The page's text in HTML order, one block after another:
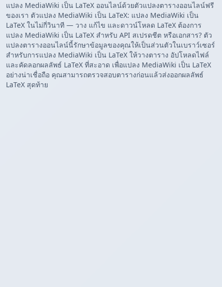
แปลง MediaWiki เป็น LaTeX ออนไลน์ด้วยตัวแปลงตารางออนไลน์ฟรี
ของเรา ตัวแปลง MediaWiki เป็น LaTeX: แปลง MediaWiki เป็น
LaTeX ในไม่กี่วินาที — วาง แก้ไข และดาวน์โหลด LaTeX ต้องการ
แปลง MediaWiki เป็น LaTeX สำหรับ API สเปรดชีต หรือเอกสาร? ตัว
แปลงตารางออนไลน์นี้รักษาข้อมูลของคุณให้เป็นส่วนตัวในเบราว์เซอร์
สำหรับการแปลง MediaWiki เป็น LaTeX ให้วางตาราง อัปโหลดไฟล์
และคัดลอกผลลัพธ์ LaTeX ที่สะอาด เพื่อแปลง MediaWiki เป็น LaTeX
อย่างน่าเชื่อถือ คุณสามารถตรวจสอบตารางก่อนแล้วส่งออกผลลัพธ์
LaTeX สุดท้าย